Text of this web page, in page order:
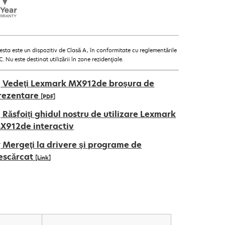
este un dispozitiv de Clasă A, în conformitate cu reglementările
Nu este destinat utilizării în zone rezidenţiale.
Vedeţi Lexmark MX912de broşura de
[PDF]
Răsfoiți ghidul nostru de utilizare Lexmark
interactiv
Mergeţi la drivere şi programe de
[Link]